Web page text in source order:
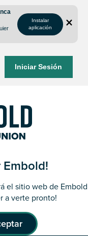
Instalar
aplicación
Iniciar Sesión
Embold!
el sitio web de Embold
a verte pronto!